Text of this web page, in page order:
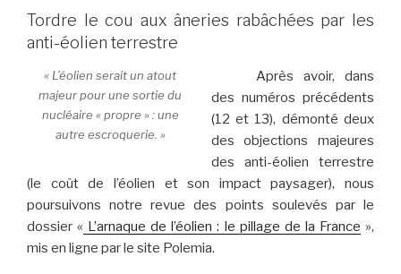
Tordre le cou aux âneries rabâchées par les
anti-éolien terrestre
« L’éolien serait un atout
majeur pour une sortie du
nucléaire « propre » : une
autre escroquerie. »
Après avoir, dans
des numéros précédents
(12 et 13), démonté deux
des objections majeures
des anti-éolien terrestre
(le coût de l’éolien et son impact paysager), nous
poursuivons notre revue des points soulevés par le
dossier « L’arnaque de l’éolien : le pillage de la France »,
mis en ligne par le site Polemia.